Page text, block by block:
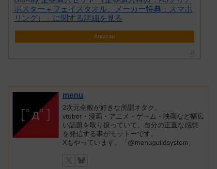
ポスター＋フェイスタオル、メーカー特典：スマホ
リング）」に関する詳細を見る
Amazon
menu
2次元全般が好きな所謂オタク。
vtuber・漫画・アニメ・ゲーム・映画など幅広
い話題を取り扱っていて、自分の正直な感想
を発信する事がモットーです。
Xもやっています。「@menuguildsystem」